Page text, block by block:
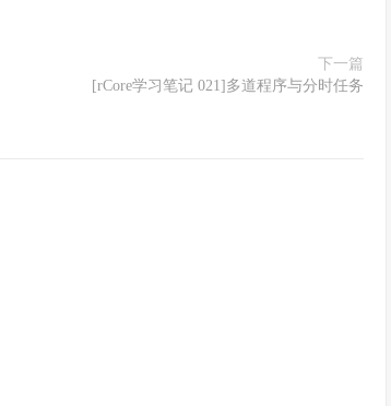
下一篇
[rCore学习笔记 021]多道程序与分时任务